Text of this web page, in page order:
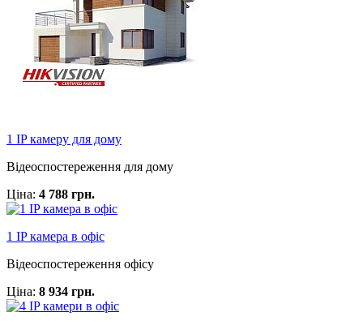
1 IP камеру для дому
Відеоспостереження для дому
Ціна: 4 788 грн.
1 IP камера в офіс
Відеоспостереження офісу
Ціна: 8 934 грн.